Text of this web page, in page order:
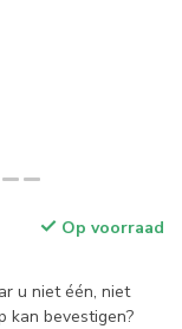
Op voorraad
u niet één, niet
kan bevestigen?